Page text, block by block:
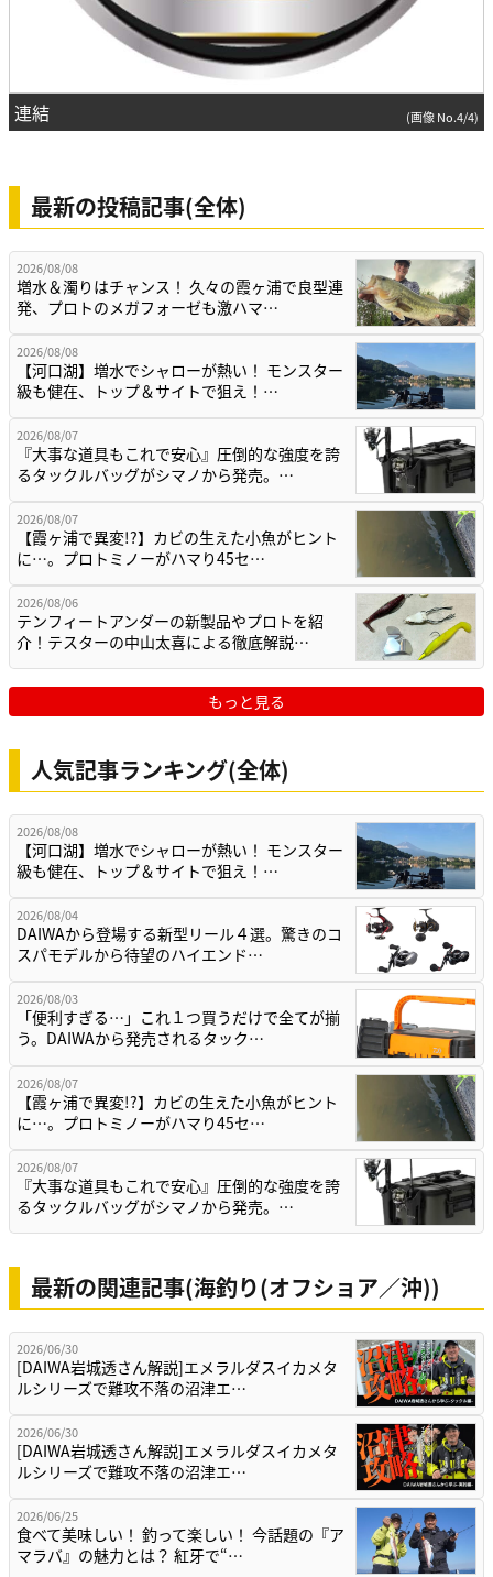
連結 (画像 No.4/4)
最新の投稿記事(全体)
2026/08/08
増水＆濁りはチャンス！ 久々の霞ヶ浦で良型連
発、プロトのメガフォーゼも激ハマ…
2026/08/08
【河口湖】増水でシャローが熱い！ モンスター
級も健在、トップ＆サイトで狙え！…
2026/08/07
『大事な道具もこれで安心』圧倒的な強度を誇
るタックルバッグがシマノから発売。…
2026/08/07
【霞ヶ浦で異変!?】カビの生えた小魚がヒント
に…。プロトミノーがハマり45セ…
2026/08/06
テンフィートアンダーの新製品やプロトを紹
介！テスターの中山太喜による徹底解説…
もっと見る
人気記事ランキング(全体)
2026/08/08
【河口湖】増水でシャローが熱い！ モンスター
級も健在、トップ＆サイトで狙え！…
2026/08/04
DAIWAから登場する新型リール４選。驚きのコ
スパモデルから待望のハイエンド…
2026/08/03
「便利すぎる…」これ１つ買うだけで全てが揃
う。DAIWAから発売されるタック…
2026/08/07
【霞ヶ浦で異変!?】カビの生えた小魚がヒント
に…。プロトミノーがハマり45セ…
2026/08/07
『大事な道具もこれで安心』圧倒的な強度を誇
るタックルバッグがシマノから発売。…
最新の関連記事(海釣り(オフショア／沖))
2026/06/30
[DAIWA岩城透さん解説]エメラルダスイカメタ
ルシリーズで難攻不落の沼津エ…
2026/06/30
[DAIWA岩城透さん解説]エメラルダスイカメタ
ルシリーズで難攻不落の沼津エ…
2026/06/25
食べて美味しい！ 釣って楽しい！ 今話題の『ア
マラバ』の魅力とは？ 紅牙で“…